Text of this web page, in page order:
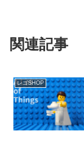
関連記事
レゴSHOP